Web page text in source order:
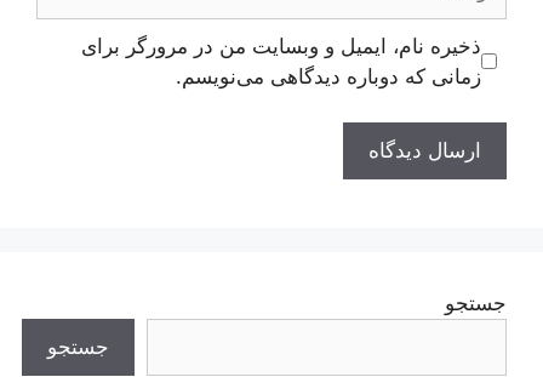
ذخیره نام، ایمیل و وبسایت من در مرورگر برای
زمانی که دوباره دیدگاهی می‌نویسم.
جستجو
جستجو